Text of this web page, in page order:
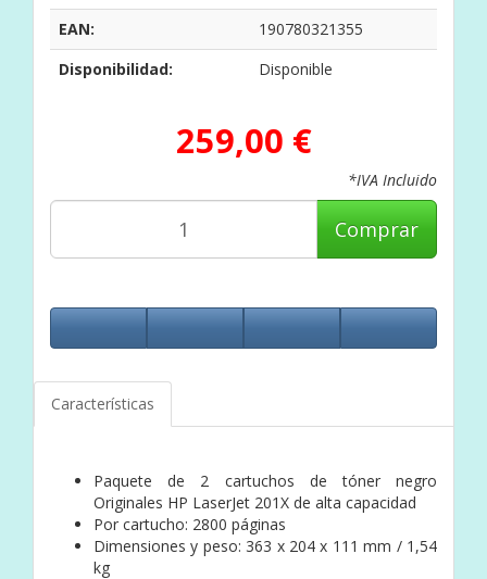
EAN:
190780321355
Disponibilidad:
Disponible
259,00 €
*IVA Incluido
Comprar
Características
Paquete de 2 cartuchos de tóner negro
Originales HP LaserJet 201X de alta capacidad
Por cartucho: 2800 páginas
Dimensiones y peso: 363 x 204 x 111 mm / 1,54
kg